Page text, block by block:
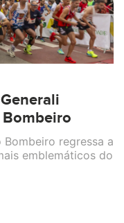
regressa a
emblemáticos do